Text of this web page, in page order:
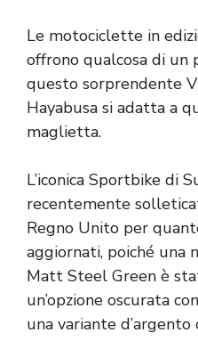
Le motociclette in
offrono qualcosa di un
questo sorprendente
Hayabusa si adatta a
maglietta.
L’iconica Sportbike di
recentemente
Regno Unito per
aggiornati, poiché una
Matt Steel Green è
un’opzione oscurata
una variante